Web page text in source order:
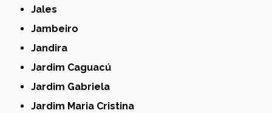
Jales
Jambeiro
Jandira
Jardim Caguacú
Jardim Gabriela
Jardim Maria Cristina